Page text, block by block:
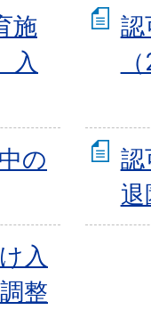
施
入
認
の
認
退
入
整